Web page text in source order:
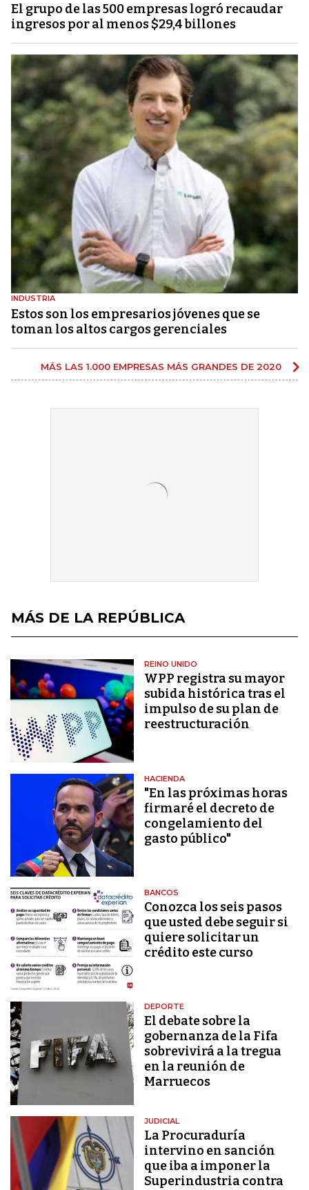
El grupo de las 500 empresas logró recaudar
ingresos por al menos $29,4 billones
INDUSTRIA
Estos son los empresarios jóvenes que se
toman los altos cargos gerenciales
MÁS LAS 1.000 EMPRESAS MÁS GRANDES DE 2020
MÁS DE LA REPÚBLICA
REINO UNIDO
WPP registra su mayor
subida histórica tras el
impulso de su plan de
reestructuración
HACIENDA
"En las próximas horas
firmaré el decreto de
congelamiento del
gasto público"
BANCOS
Conozca los seis pasos
que usted debe seguir si
quiere solicitar un
crédito este curso
DEPORTE
El debate sobre la
gobernanza de la Fifa
sobrevivirá a la tregua
en la reunión de
Marruecos
JUDICIAL
La Procuraduría
intervino en sanción
que iba a imponer la
Superindustria contra